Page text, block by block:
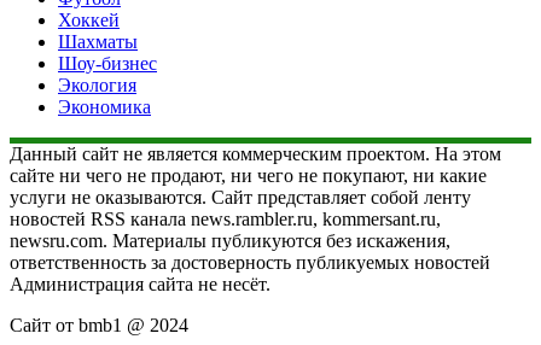
Хоккей
Шахматы
Шоу-бизнес
Экология
Экономика
Данный сайт не является коммерческим проектом. На этом
сайте ни чего не продают, ни чего не покупают, ни какие
услуги не оказываются. Сайт представляет собой ленту
новостей RSS канала news.rambler.ru, kommersant.ru,
newsru.com. Материалы публикуются без искажения,
ответственность за достоверность публикуемых новостей
Администрация сайта не несёт.
Сайт от bmb1 @ 2024